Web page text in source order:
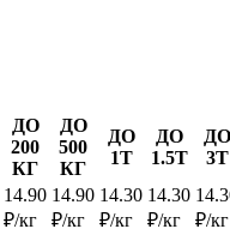
ДО
200
КГ
ДО
500
КГ
ДО
1Т
ДО
1.5Т
ДО
3Т
14.90
₽/кг
14.90
₽/кг
14.30
₽/кг
14.30
₽/кг
₽/кг